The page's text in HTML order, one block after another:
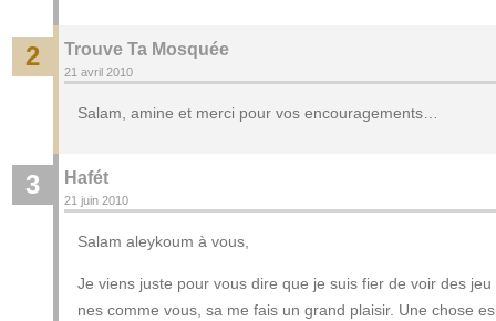
2 Trouve Ta Mosquée
21 avril 2010
Salam, amine et merci pour vos encouragements…
3 Hafét
21 juin 2010
Salam aleykoum à vous,
Je viens juste pour vous dire que je suis fier de voir des jeu
nes comme vous, sa me fais un grand plaisir. Une chose es